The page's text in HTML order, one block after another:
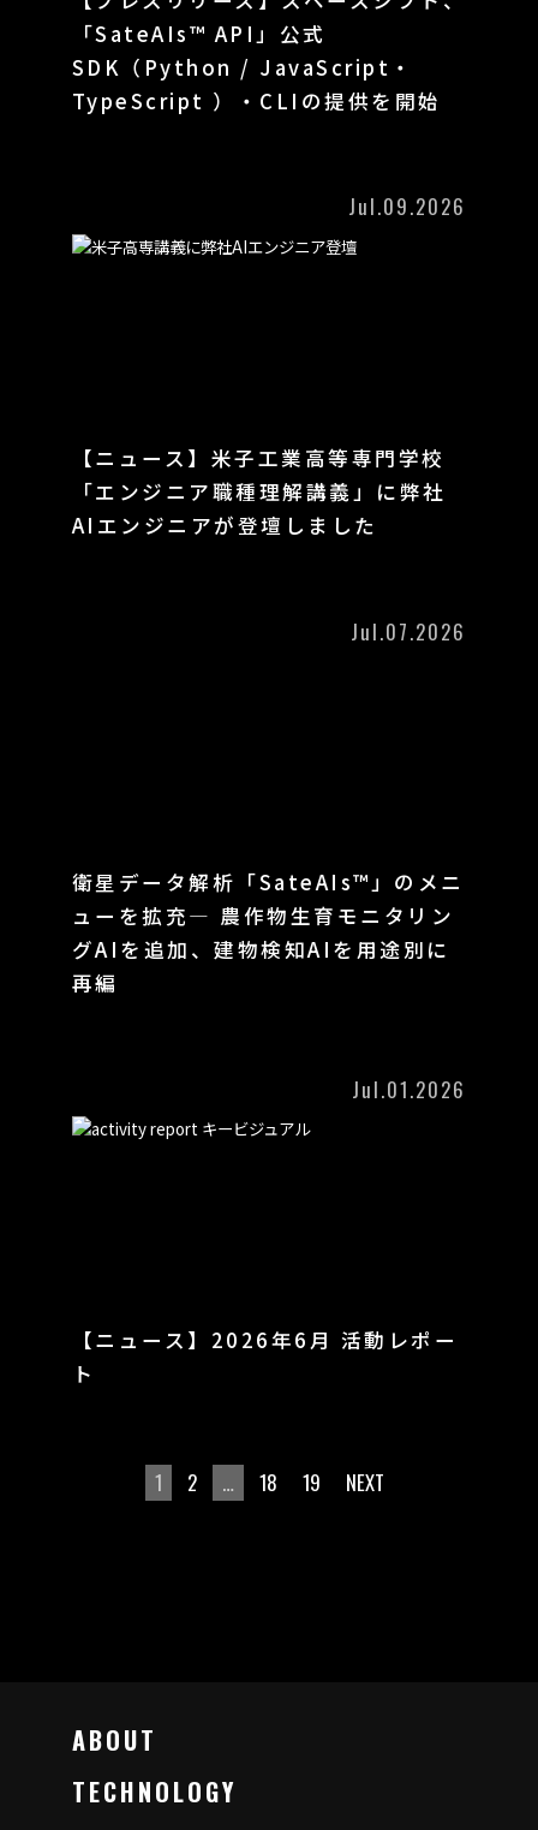
「SateAIs™ API」公式
SDK（Python / JavaScript・
TypeScript ）・CLIの提供を開始
Jul.09.2026
【ニュース】米子工業高等専門学校
「エンジニア職種理解講義」に弊社
AIエンジニアが登壇しました
Jul.07.2026
衛星データ解析「SateAIs™」のメニ
ューを拡充― 農作物生育モニタリン
グAIを追加、建物検知AIを用途別に
再編
Jul.01.2026
【ニュース】2026年6月 活動レポー
ト
1 2 … 18 19 NEXT
ABOUT
TECHNOLOGY